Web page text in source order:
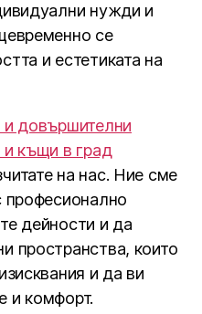
нужди и
се
и естетиката на
и довършителни
и къщи в град
на нас. Ние сме
професионално
дейности и да
пространства, които
и да ви
и комфорт.